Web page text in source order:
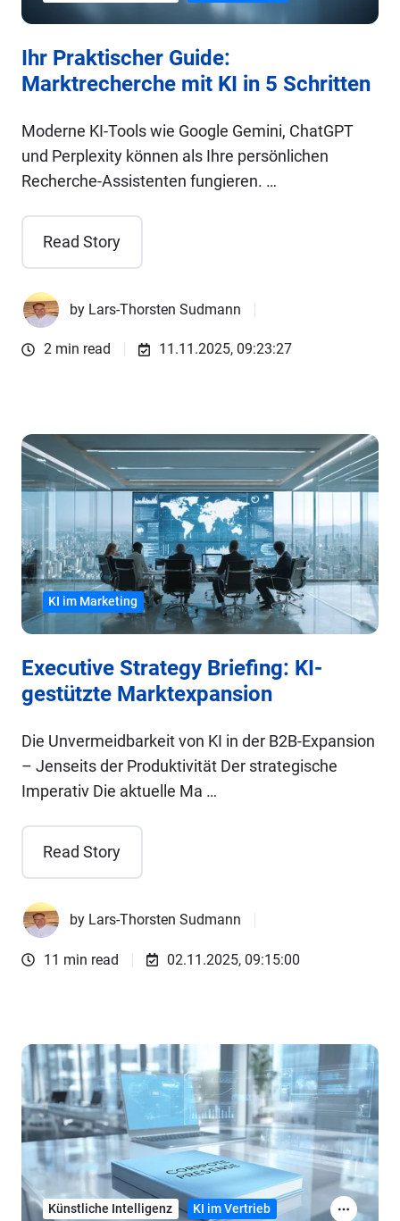
Ihr Praktischer Guide:
Marktrecherche mit KI in 5 Schritten
Moderne KI-Tools wie Google Gemini, ChatGPT
und Perplexity können als Ihre persönlichen
Recherche-Assistenten fungieren. …
Read Story
by Lars-Thorsten Sudmann
2 min read 11.11.2025, 09:23:27
Executive Strategy Briefing: KI-
gestützte Marktexpansion
Die Unvermeidbarkeit von KI in der B2B-Expansion
– Jenseits der Produktivität Der strategische
Imperativ Die aktuelle Ma …
Read Story
by Lars-Thorsten Sudmann
11 min read 02.11.2025, 09:15:00
KI im Marketing
Künstliche Intelligenz KI im Vertrieb